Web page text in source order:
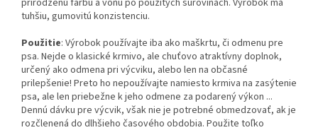
prirodzenú farbu a vôňu po použitých surovinách. Výrobok má
tuhšiu, gumovitú konzistenciu.
Použitie: Výrobok používajte iba ako maškrtu, či odmenu pre
psa. Nejde o klasické krmivo, ale chuťovo atraktívny doplnok,
určený ako odmena pri výcviku, alebo len na občasné
prilepšenie! Preto ho nepoužívajte namiesto krmiva na zasýtenie
psa, ale len priebežne k jeho odmene za podarený výkon ...
Dennú dávku pre výcvik, však nie je potrebné obmedzovať, ak je
rozčlenená do dlhšieho časového obdobia. Použite toľko